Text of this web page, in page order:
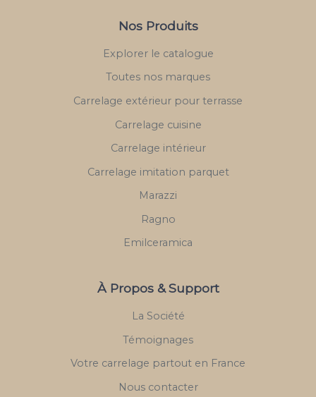
Nos Produits
Explorer le catalogue
Toutes nos marques
Carrelage extérieur pour terrasse
Carrelage cuisine
Carrelage intérieur
Carrelage imitation parquet
Marazzi
Ragno
Emilceramica
À Propos & Support
La Société
Témoignages
Votre carrelage partout en France
Nous contacter